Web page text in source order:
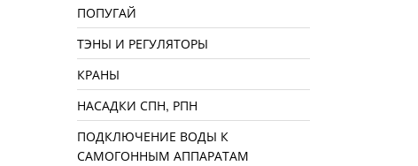
ПОПУГАЙ
ТЭНЫ И РЕГУЛЯТОРЫ
КРАНЫ
НАСАДКИ СПН, РПН
ПОДКЛЮЧЕНИЕ ВОДЫ К
САМОГОННЫМ АППАРАТАМ